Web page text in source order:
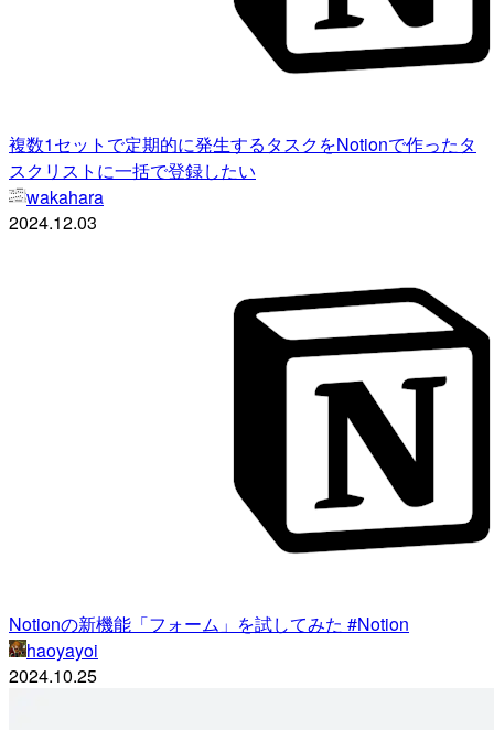
複数1セットで定期的に発生するタスクをNotionで作ったタ
スクリストに一括で登録したい
wakahara
2024.12.03
Notionの新機能「フォーム」を試してみた #Notion
haoyayoi
2024.10.25